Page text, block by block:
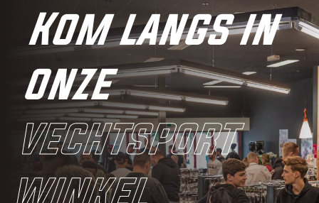
Kom langs in
onze
vechtsport